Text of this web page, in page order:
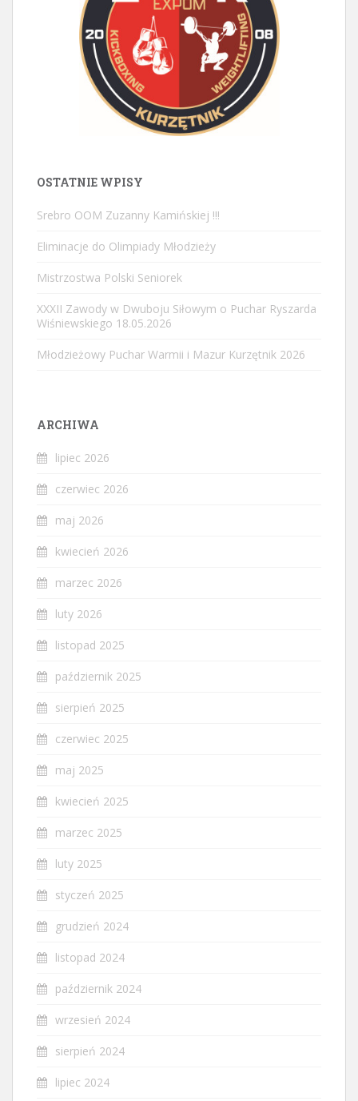
OSTATNIE WPISY
Srebro OOM Zuzanny Kamińskiej !!!
Eliminacje do Olimpiady Młodzieży
Mistrzostwa Polski Seniorek
XXXII Zawody w Dwuboju Siłowym o Puchar Ryszarda
Wiśniewskiego 18.05.2026
Młodzieżowy Puchar Warmii i Mazur Kurzętnik 2026
ARCHIWA
lipiec 2026
czerwiec 2026
maj 2026
kwiecień 2026
marzec 2026
luty 2026
listopad 2025
październik 2025
sierpień 2025
czerwiec 2025
maj 2025
kwiecień 2025
marzec 2025
luty 2025
styczeń 2025
grudzień 2024
listopad 2024
październik 2024
wrzesień 2024
sierpień 2024
lipiec 2024